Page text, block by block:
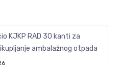
KJKP RAD 30 kanti za
ambalažnog otpada